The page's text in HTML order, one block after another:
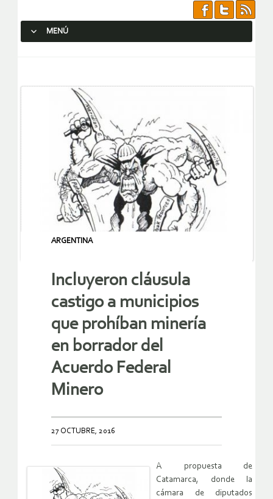
MENÚ
ARGENTINA
Incluyeron cláusula
castigo a municipios
que prohíban minería
en borrador del
Acuerdo Federal
Minero
27 OCTUBRE, 2016
A propuesta de
Catamarca, donde la
cámara de diputados